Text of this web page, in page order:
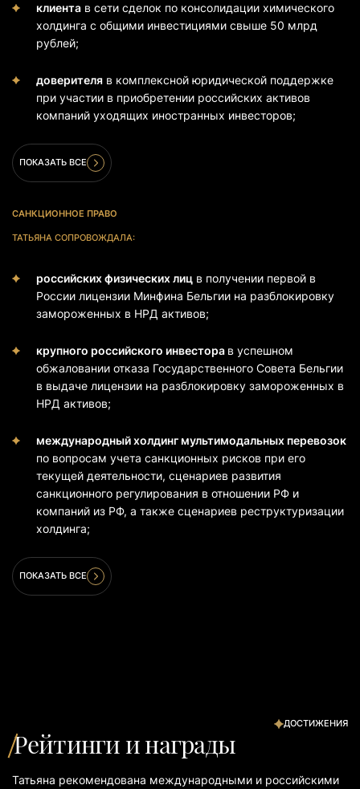
клиента в сети сделок по консолидации химического
холдинга с общими инвестициями свыше 50 млрд
рублей;
доверителя в комплексной юридической поддержке
при участии в приобретении российских активов
компаний уходящих иностранных инвесторов;
ПОКАЗАТЬ ВСЕ
САНКЦИОННОЕ ПРАВО
ТАТЬЯНА СОПРОВОЖДАЛА:
российских физических лиц в получении первой в
России лицензии Минфина Бельгии на разблокировку
замороженных в НРД активов;
крупного российского инвестора в успешном
обжаловании отказа Государственного Совета Бельгии
в выдаче лицензии на разблокировку замороженных в
НРД активов;
международный холдинг мультимодальных перевозок
по вопросам учета санкционных рисков при его
текущей деятельности, сценариев развития
санкционного регулирования в отношении РФ и
компаний из РФ, а также сценариев реструктуризации
холдинга;
ПОКАЗАТЬ ВСЕ
ДОСТИЖЕНИЯ
Рейтинги и награды
Татьяна рекомендована международными и российскими